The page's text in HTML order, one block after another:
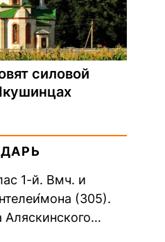
силовой
1-й. Вмч. и
(305).
Аляскинского